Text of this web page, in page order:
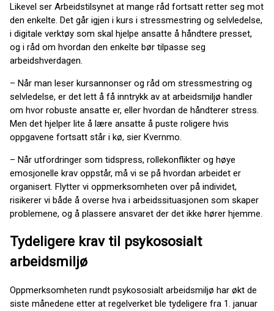
Likevel ser Arbeidstilsynet at mange råd fortsatt retter seg mot
den enkelte. Det går igjen i kurs i stressmestring og selvledelse,
i digitale verktøy som skal hjelpe ansatte å håndtere presset,
og i råd om hvordan den enkelte bør tilpasse seg
arbeidshverdagen.
– Når man leser kursannonser og råd om stressmestring og
selvledelse, er det lett å få inntrykk av at arbeidsmiljø handler
om hvor robuste ansatte er, eller hvordan de håndterer stress.
Men det hjelper lite å lære ansatte å puste roligere hvis
oppgavene fortsatt står i kø, sier Kvernmo.
– Når utfordringer som tidspress, rollekonflikter og høye
emosjonelle krav oppstår, må vi se på hvordan arbeidet er
organisert. Flytter vi oppmerksomheten over på individet,
risikerer vi både å overse hva i arbeidssituasjonen som skaper
problemene, og å plassere ansvaret der det ikke hører hjemme.
Tydeligere krav til psykososialt
arbeidsmiljø
Oppmerksomheten rundt psykososialt arbeidsmiljø har økt de
siste månedene etter at regelverket ble tydeligere fra 1. januar